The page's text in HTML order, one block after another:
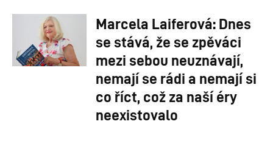
Marcela Laiferová: Dnes
se stává, že se zpěváci
mezi sebou neuznávají,
nemají se rádi a nemají si
co říct, což za naší éry
neexistovalo